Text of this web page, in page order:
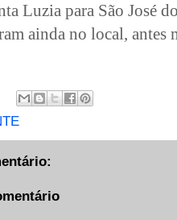
Luzia para São José
ainda no local, antes